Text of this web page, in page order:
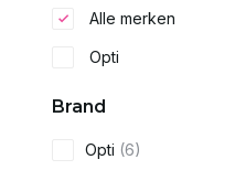
Alle merken
Opti
Brand
Opti (6)